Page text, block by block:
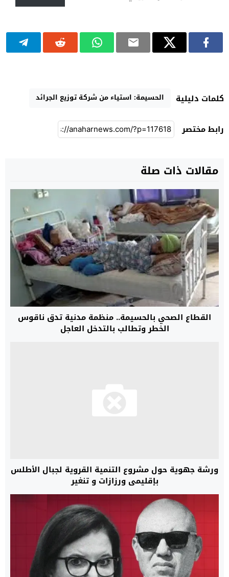
كلمات دليلية الحسيمة: استياء من شركة توزيع الجرائد
رابط مختصر
مقالات ذات صلة
القطاع الصحي بالحسيمة.. منظمة مدنية تدق ناقوس
الخطر وتطالب بالتدخل العاجل
ورشة جهوية حول مشروع التنمية القروية لجبال الأطلس
بإقليمي ورزازات و تنغير